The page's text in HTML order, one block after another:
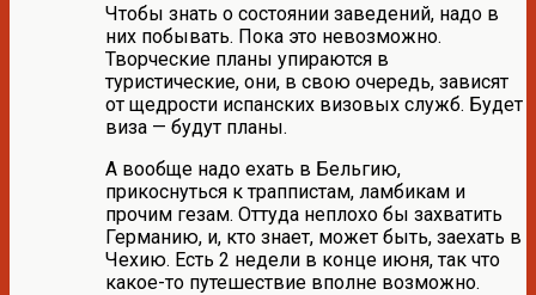
Чтобы знать о состоянии заведений, надо в
них побывать. Пока это невозможно.
Творческие планы упираются в
туристические, они, в свою очередь, зависят
от щедрости испанских визовых служб. Будет
виза — будут планы.
А вообще надо ехать в Бельгию,
прикоснуться к траппистам, ламбикам и
прочим гезам. Оттуда неплохо бы захватить
Германию, и, кто знает, может быть, заехать в
Чехию. Есть 2 недели в конце июня, так что
какое-то путешествие вполне возможно.